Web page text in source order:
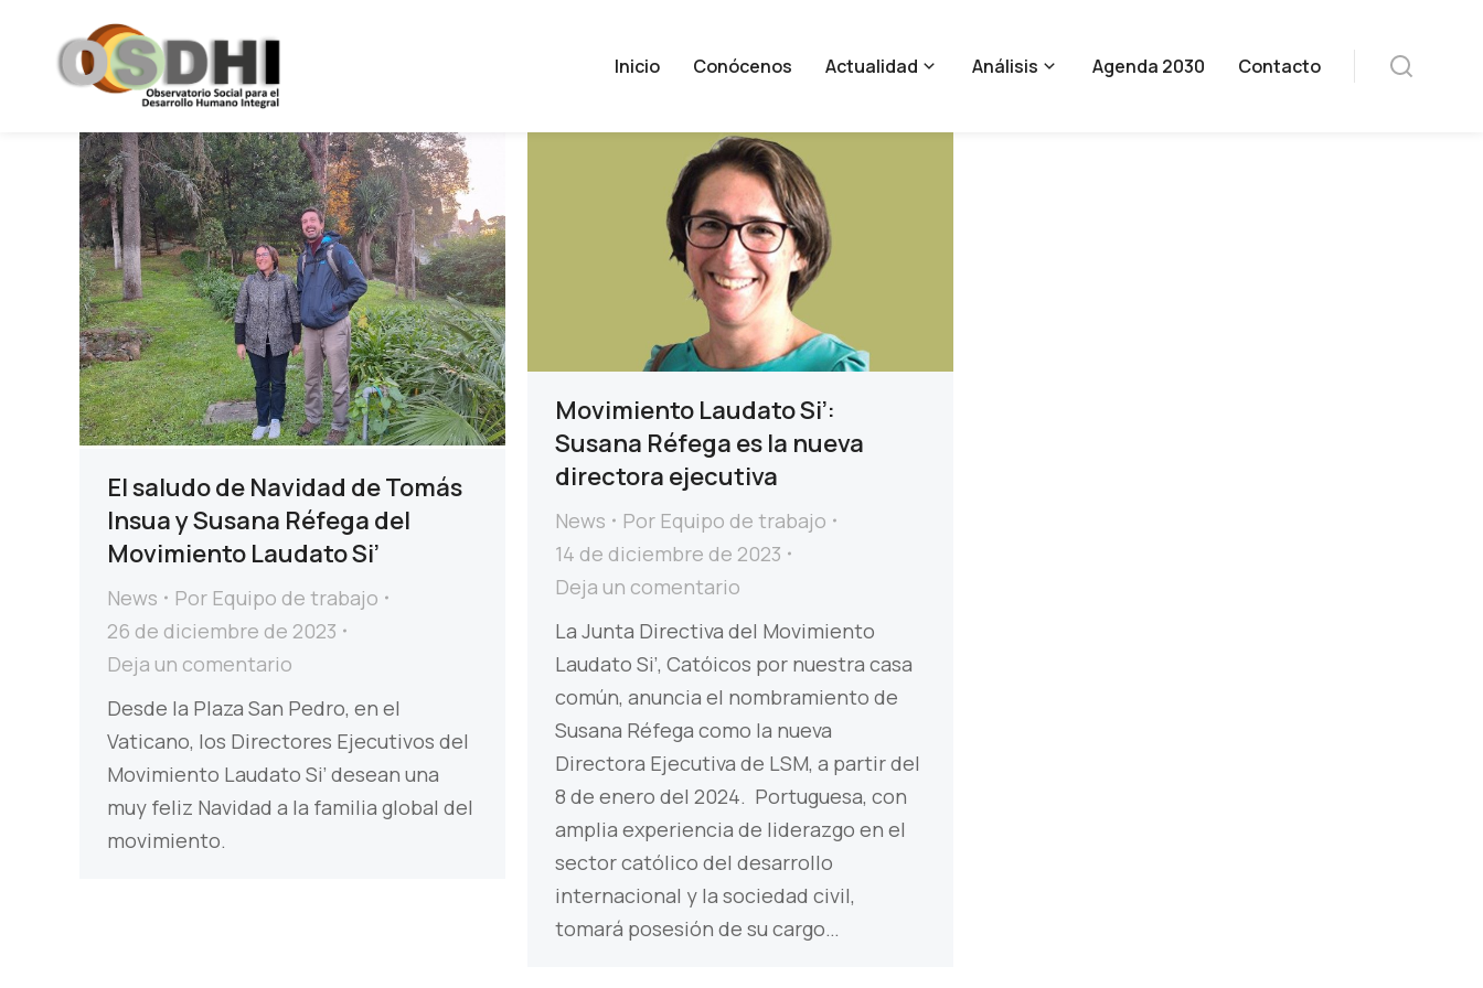
Inicio Conócenos Actualidad Análisis Agenda 2030 Contacto
El saludo de Navidad de Tomás
Insua y Susana Réfega del
Movimiento Laudato Si’
News Por Equipo de trabajo
26 de diciembre de 2023
Deja un comentario
Desde la Plaza San Pedro, en el
Vaticano, los Directores Ejecutivos del
Movimiento Laudato Si’ desean una
muy feliz Navidad a la familia global del
movimiento.
Movimiento Laudato Si’:
Susana Réfega es la nueva
directora ejecutiva
News Por Equipo de trabajo
14 de diciembre de 2023
Deja un comentario
La Junta Directiva del Movimiento
Laudato Si’, Catóicos por nuestra casa
común, anuncia el nombramiento de
Susana Réfega como la nueva
Directora Ejecutiva de LSM, a partir del
8 de enero del 2024. Portuguesa, con
amplia experiencia de liderazgo en el
sector católico del desarrollo
internacional y la sociedad civil,
tomará posesión de su cargo…